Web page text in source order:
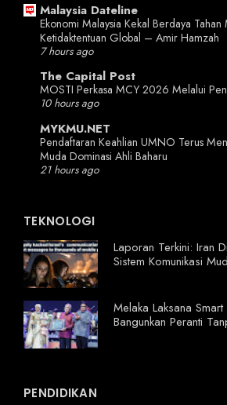
Malaysia Dateline
Ekonomi Malaysia Kekal Berdaya Tahan
Ketidaktentuan Global – Amir Hamzah
7 hours ago
The Capital Post
MOSTI Perkasa MCY 2026 Melalui
10 hours ago
MYKMU.NET
Pendaftaran Keahlian UMNO Terus
Muda Dominasi Ahli Baharu
21 hours ago
TEKNOLOGI
Laporan Terkini: Iran
Sistem Komunikasi
Melaka Laksana
Bangunkan Peranti
PENDIDIKAN